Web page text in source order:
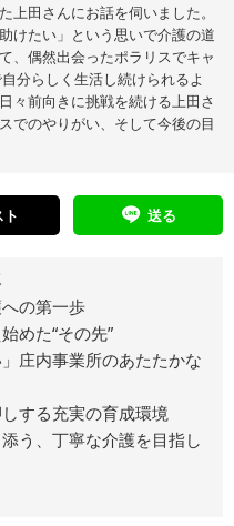
田さんにお話を伺いました。
けたい」という思いで介護の道
、偶然出会ったポラリスでキャ
分らしく生活し続けられるよ
前向きに挑戦を続ける上田さ
でのやりがい、そして今後の目
ト 送る
の第一歩
めた“その先”
庄内事業所のあたたかな
する充実の育成環境
う、丁寧な介護を目指し